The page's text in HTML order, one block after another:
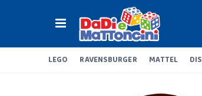
LEGO RAVENSBURGER MATTEL